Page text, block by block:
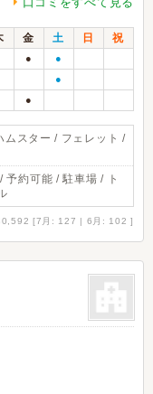
金 土 日
祝
● ●
●
●
ムスター / フェレット /
予約可能 / 駐車場 / ト
[7月: 127 | 6月: 102 ]